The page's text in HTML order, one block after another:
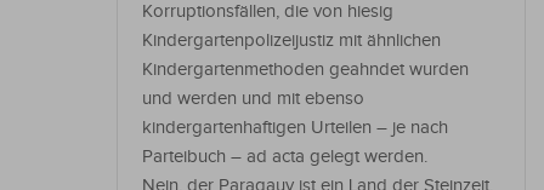
Korruptionsfällen, die von hiesig
Kindergartenpolizeijustiz mit ähnlichen
Kindergartenmethoden geahndet wurden
und werden und mit ebenso
kindergartenhaftigen Urteilen – je nach
Parteibuch – ad acta gelegt werden.
Nein, der Paragauy ist ein Land der Steinzeit.